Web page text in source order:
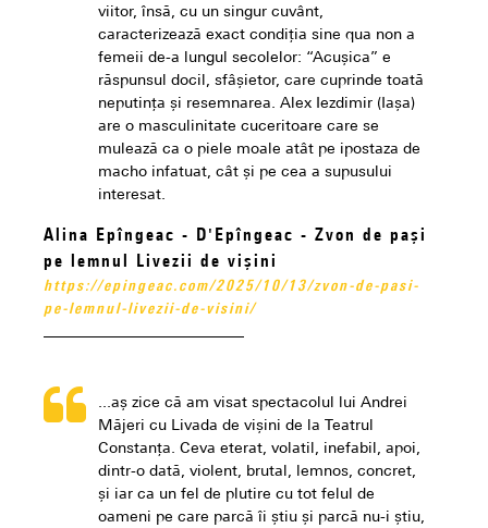
viitor, însă, cu un singur cuvânt,
caracterizează exact condiția sine qua non a
femeii de-a lungul secolelor: “Acușica” e
răspunsul docil, sfâșietor, care cuprinde toată
neputința și resemnarea. Alex Iezdimir (Iașa)
are o masculinitate cuceritoare care se
mulează ca o piele moale atât pe ipostaza de
macho infatuat, cât și pe cea a supusului
interesat.
Alina Epîngeac - D'Epîngeac - Zvon de pași
pe lemnul Livezii de vișini
https://epingeac.com/2025/10/13/zvon-de-pasi-
pe-lemnul-livezii-de-visini/
...aș zice că am visat spectacolul lui Andrei
Măjeri cu Livada de vișini de la Teatrul
Constanța. Ceva eterat, volatil, inefabil, apoi,
dintr-o dată, violent, brutal, lemnos, concret,
și iar ca un fel de plutire cu tot felul de
oameni pe care parcă îi știu și parcă nu-i știu,